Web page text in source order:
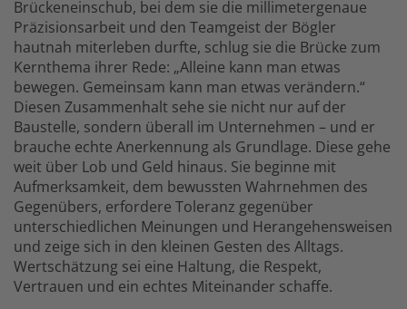
Brückeneinschub, bei dem sie die millimetergenaue
Präzisionsarbeit und den Teamgeist der Bögler
hautnah miterleben durfte, schlug sie die Brücke zum
Kernthema ihrer Rede: „Alleine kann man etwas
bewegen. Gemeinsam kann man etwas verändern.“
Diesen Zusammenhalt sehe sie nicht nur auf der
Baustelle, sondern überall im Unternehmen – und er
brauche echte Anerkennung als Grundlage. Diese gehe
weit über Lob und Geld hinaus. Sie beginne mit
Aufmerksamkeit, dem bewussten Wahrnehmen des
Gegenübers, erfordere Toleranz gegenüber
unterschiedlichen Meinungen und Herangehensweisen
und zeige sich in den kleinen Gesten des Alltags.
Wertschätzung sei eine Haltung, die Respekt,
Vertrauen und ein echtes Miteinander schaffe.